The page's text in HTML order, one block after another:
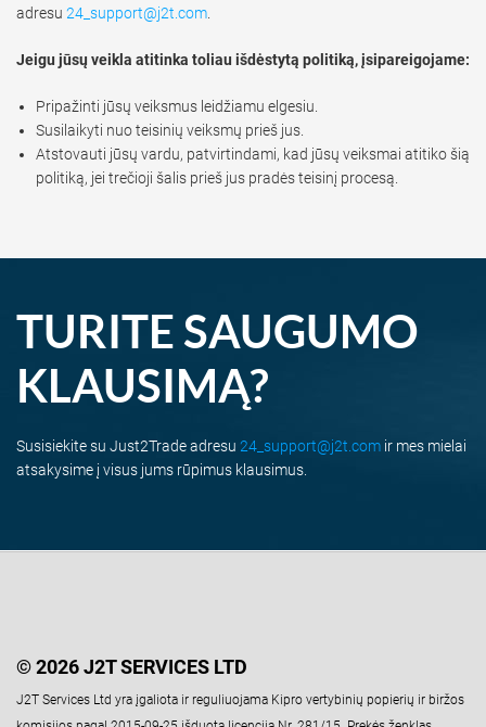
adresu 24_support@j2t.com
Jeigu jūsų veikla atitinka toliau išdėstytą politiką, įsipareigojame:
Pripažinti jūsų veiksmus leidžiamu elgesiu.
Susilaikyti nuo teisinių veiksmų prieš jus.
Atstovauti jūsų vardu, patvirtindami, kad jūsų veiksmai atitiko šią
politiką, jei trečioji šalis prieš jus pradės teisinį procesą.
TURITE SAUGUMO
KLAUSIMĄ?
Susisiekite su Just2Trade adresu 24_support@j2t.com ir mes mielai
atsakysime į visus jums rūpimus klausimus.
© 2026 J2T SERVICES LTD
J2T Services Ltd yra įgaliota ir reguliuojama Kipro vertybinių popierių ir biržos